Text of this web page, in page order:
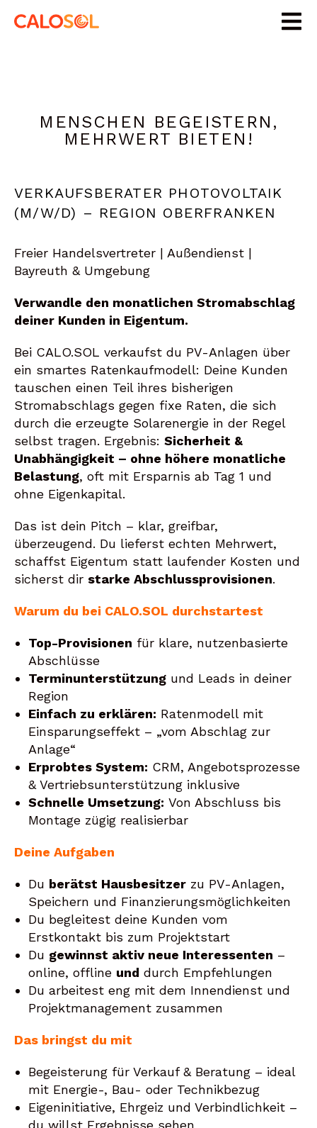
MENSCHEN BEGEISTERN,
MEHRWERT BIETEN!
VERKAUFSBERATER PHOTOVOLTAIK
(M/W/D) – REGION OBERFRANKEN
Freier Handelsvertreter | Außendienst |
Bayreuth & Umgebung
Verwandle den monatlichen Stromabschlag
deiner Kunden in Eigentum.
Bei CALO.SOL verkaufst du PV-Anlagen über
ein smartes Ratenkaufmodell: Deine Kunden
tauschen einen Teil ihres bisherigen
Stromabschlags gegen fixe Raten, die sich
durch die erzeugte Solarenergie in der Regel
selbst tragen. Ergebnis: Sicherheit &
Unabhängigkeit – ohne höhere monatliche
Belastung, oft mit Ersparnis ab Tag 1 und
ohne Eigenkapital.
Das ist dein Pitch – klar, greifbar,
überzeugend. Du lieferst echten Mehrwert,
schaffst Eigentum statt laufender Kosten und
sicherst dir starke Abschlussprovisionen.
Warum du bei CALO.SOL durchstartest
Top-Provisionen für klare, nutzenbasierte
Abschlüsse
Terminunterstützung und Leads in deiner
Region
Einfach zu erklären: Ratenmodell mit
Einsparungseffekt – „vom Abschlag zur
Anlage“
Erprobtes System: CRM, Angebotsprozesse
& Vertriebsunterstützung inklusive
Schnelle Umsetzung: Von Abschluss bis
Montage zügig realisierbar
Deine Aufgaben
Du berätst Hausbesitzer zu PV-Anlagen,
Speichern und Finanzierungsmöglichkeiten
Du begleitest deine Kunden vom
Erstkontakt bis zum Projektstart
Du gewinnst aktiv neue Interessenten –
online, offline und durch Empfehlungen
Du arbeitest eng mit dem Innendienst und
Projektmanagement zusammen
Das bringst du mit
Begeisterung für Verkauf & Beratung – ideal
mit Energie-, Bau- oder Technikbezug
Eigeninitiative, Ehrgeiz und Verbindlichkeit –
du willst Ergebnisse sehen